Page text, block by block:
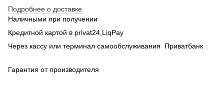
Подробнее о доставке
Наличными при получении
Кредитной картой в privat24,LiqPay
Через кассу или терминал самообслуживания Приватбанк
Гарантия от производителя